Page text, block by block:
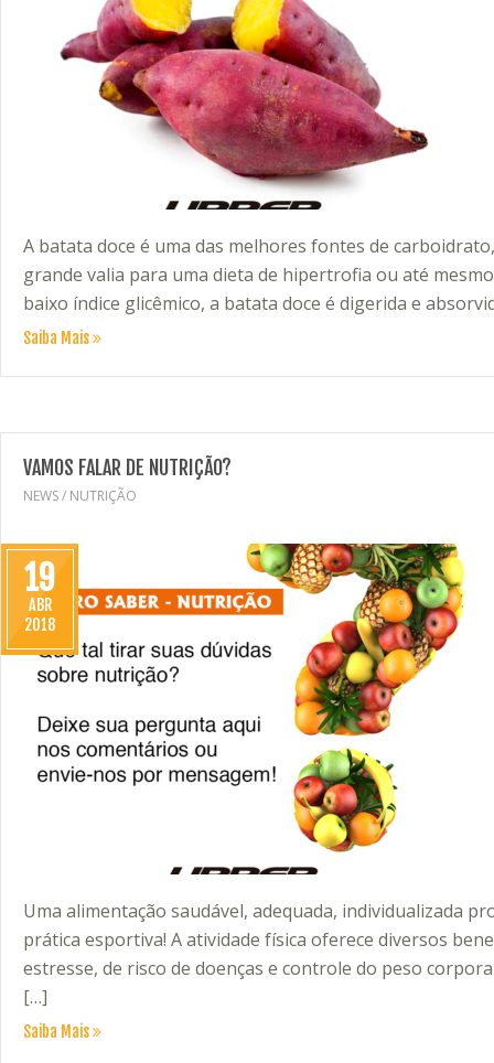
A batata doce é uma das melhores fontes de
grande valia para uma dieta de hipertrofia ou até
baixo índice glicêmico, a batata doce é digerida e
Saiba Mais
VAMOS FALAR DE NUTRIÇÃO?
NEWS/ NUTRIÇÃO
19
ABR
2018
Uma alimentação saudável, adequada, individualizada
prática esportiva! A atividade física oferece diversos
estresse, de risco de doenças e controle do peso
[…]
Saiba Mais